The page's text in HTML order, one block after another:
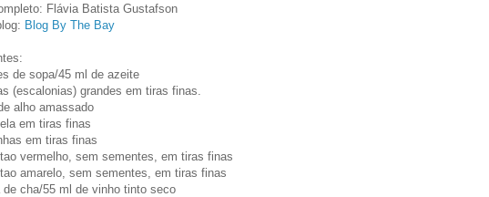
Flávia Batista Gustafson
Blog By The Bay
de sopa/45 ml de azeite
(escalonias) grandes em tiras finas.
alho amassado
em tiras finas
em tiras finas
vermelho, sem sementes, em tiras finas
amarelo, sem sementes, em tiras finas
cha/55 ml de vinho tinto seco